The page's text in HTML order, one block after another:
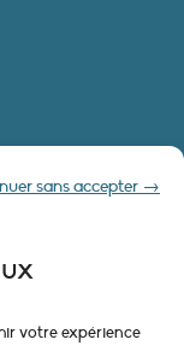
votre expérience
sans accepter →